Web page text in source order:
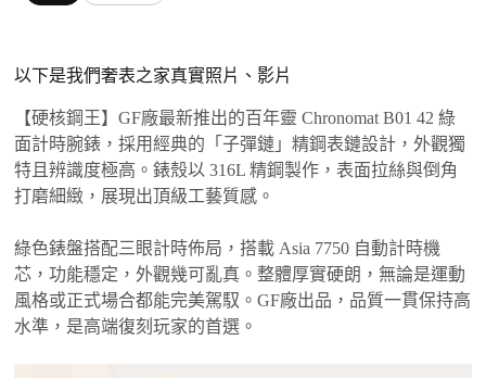
以下是我們奢表之家真實照片、影片
【硬核鋼王】GF廠最新推出的百年靈 Chronomat B01 42 綠
面計時腕錶，採用經典的「子彈鏈」精鋼表鏈設計，外觀獨
特且辨識度極高。錶殼以 316L 精鋼製作，表面拉絲與倒角
打磨細緻，展現出頂級工藝質感。
綠色錶盤搭配三眼計時佈局，搭載 Asia 7750 自動計時機
芯，功能穩定，外觀幾可亂真。整體厚實硬朗，無論是運動
風格或正式場合都能完美駕馭。GF廠出品，品質一貫保持高
水準，是高端復刻玩家的首選。